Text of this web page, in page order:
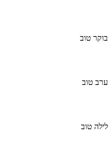
בוקר טוב
ערב טוב
לילה טוב